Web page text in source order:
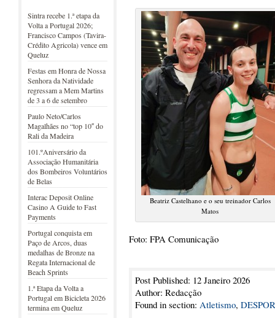
Sintra recebe 1.ª etapa da
Volta a Portugal 2026;
Francisco Campos (Tavira-
Crédito Agricola) vence em
Queluz
Festas em Honra de Nossa
Senhora da Natividade
regressam a Mem Martins
de 3 a 6 de setembro
Paulo Neto/Carlos
Magalhães no “top 10″ do
Rali da Madeira
101.ºAniversário da
Associação Humanitária
dos Bombeiros Voluntários
de Belas
Interac Deposit Online
Casino A Guide to Fast
Payments
Portugal conquista em
Paço de Arcos, duas
medalhas de Bronze na
Regata Internacional de
Beach Sprints
1.ª Etapa da Volta a
Portugal em Bicicleta 2026
termina em Queluz
Beatriz Castelhano e o seu treinador Carlos
Matos
Foto: FPA Comunicação
Post Published: 12 Janeiro 2026
Author: Redacção
Found in section: Atletismo,